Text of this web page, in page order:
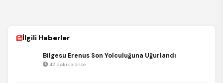
İlgili Haberler
Bilgesu Erenus Son Yolculuğuna Uğurlandı
42 dakika önce